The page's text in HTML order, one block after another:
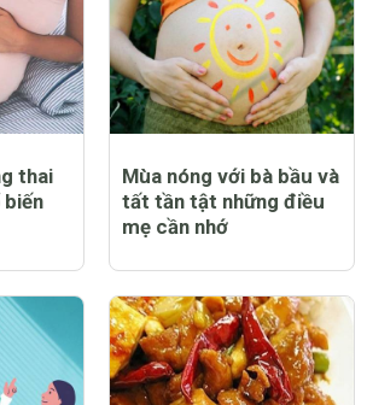
thai
biến
Mùa nóng với bà bầu và
tất tần tật những điều
mẹ cần nhớ